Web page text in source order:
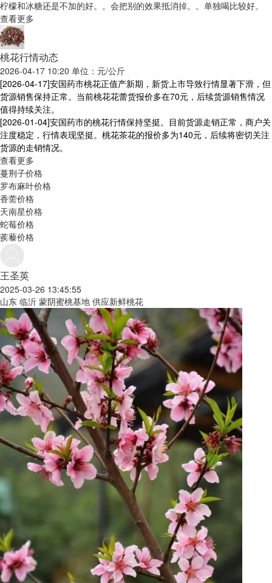
柠檬和冰糖还是不加的好。。会把别的效果抵消掉。。单独喝比较好。
查看更多
桃花行情动态
2026-04-17 10:20 单位：元/公斤
[2026-04-17]安国药市桃花正值产新期，新货上市导致行情显著下滑，但
货源销售保持正常。当前桃花花蕾货报价多在70元，后续货源销售情况
值得持续关注。
[2026-01-04]安国药市的桃花行情保持坚挺。目前货源走销正常，商户关
注度稳定，行情表现坚挺。桃花茶花的报价多为140元，后续将密切关注
货源的走销情况。
查看更多
蔓荆子价格
罗布麻叶价格
香薷价格
天南星价格
蛇莓价格
蒺藜价格
王圣英
2025-03-26 13:45:55
山东 临沂 蒙阴蜜桃基地 供应新鲜桃花